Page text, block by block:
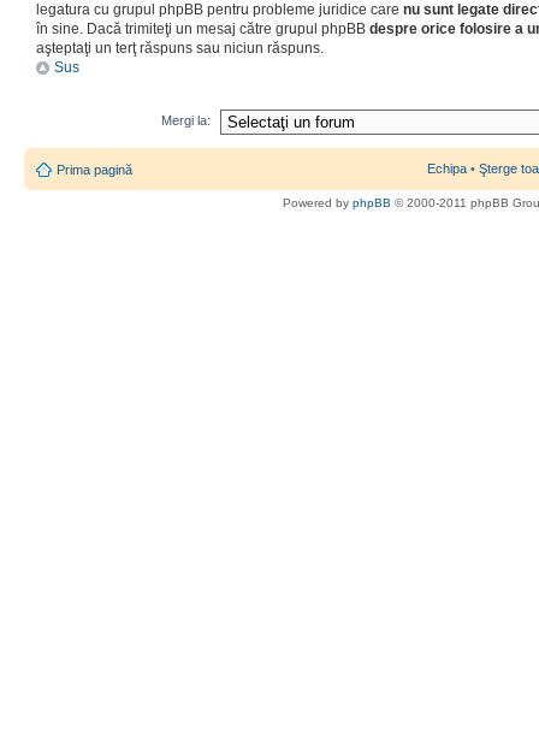
legatura cu grupul phpBB pentru probleme juridice care nu sunt legate
în sine. Dacă trimiteţi un mesaj către grupul phpBB despre orice folosire a
aşteptaţi un terţ răspuns sau niciun răspuns.
Sus
Mergi la:
Prima pagină Echipa • Şterge
Powered by phpBB © 2000-2011 phpBB